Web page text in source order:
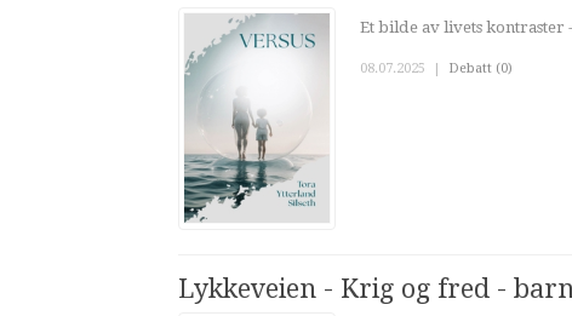
Et bilde av livets kontraster
08.07.2025 Debatt (0)
Lykkeveien - Krig og fred -